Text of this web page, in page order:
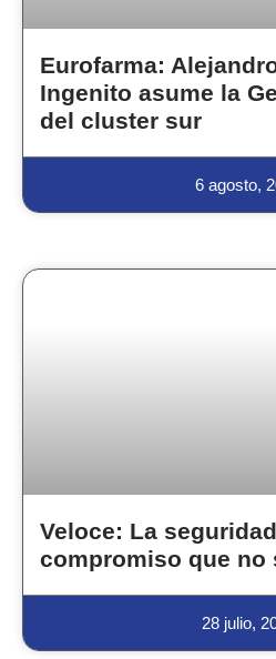
Eurofarma:
Ingenito asume la
del cluster sur
6 agosto,
Veloce: La
compromiso que no
28 julio,